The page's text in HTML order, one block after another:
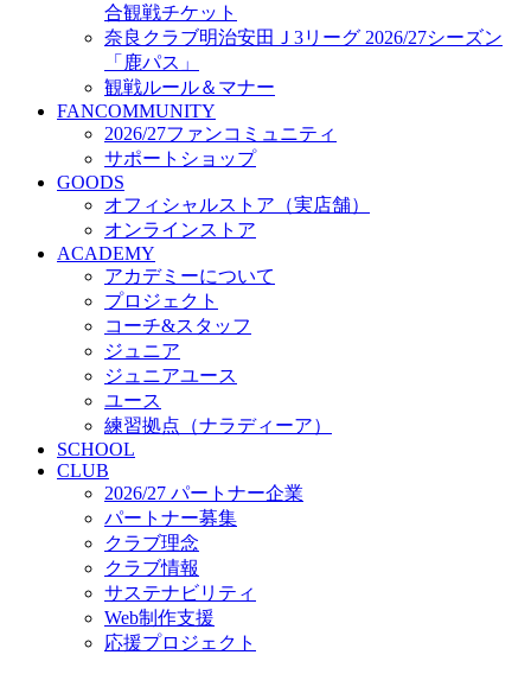
練習拠点（ナラディーア）
SCHOOL
2026/27 パートナー企業
パートナー募集
クラブ理念
クラブ情報
サステナビリティ
Web制作支援
応援プロジェクト
合観戦チケット
奈良クラブ明治安田Ｊ3リーグ 2026/27シーズン
「鹿パス」
観戦ルール＆マナー
FANCOMMUNITY
2026/27ファンコミュニティ
サポートショップ
GOODS
オフィシャルストア（実店舗）
オンラインストア
ACADEMY
アカデミーについて
プロジェクト
コーチ&スタッフ
ジュニア
ジュニアユース
ユース
練習拠点（ナラディーア）
SCHOOL
CLUB
2026/27 パートナー企業
パートナー募集
クラブ理念
クラブ情報
サステナビリティ
Web制作支援
応援プロジェクト